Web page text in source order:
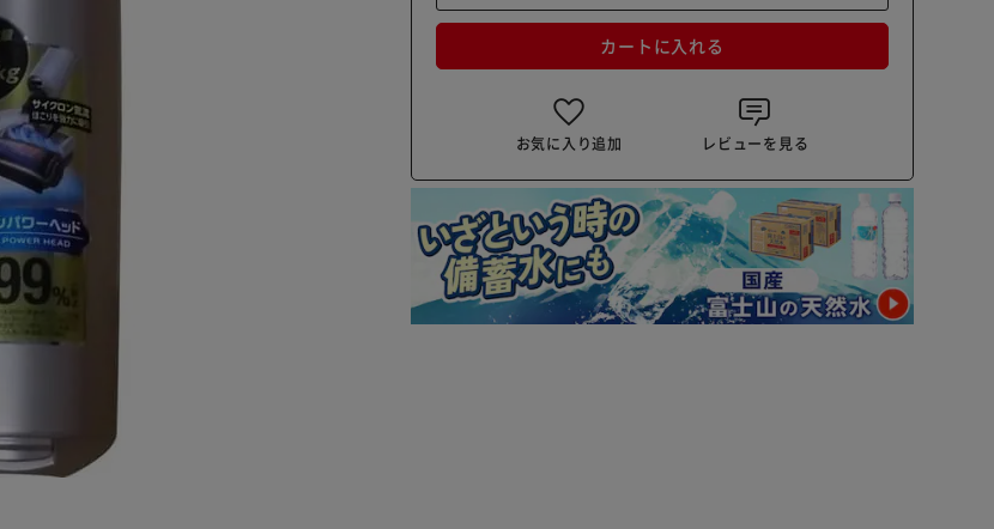
カートに入れる
お気に入り追加 レビューを見る